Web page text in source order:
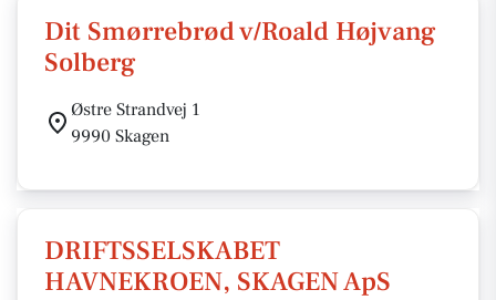
Dit Smørrebrød v/Roald Højvang
Solberg
Østre Strandvej 1
9990 Skagen
DRIFTSSELSKABET
HAVNEKROEN, SKAGEN ApS